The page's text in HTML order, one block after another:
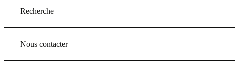
Recherche
Nous contacter